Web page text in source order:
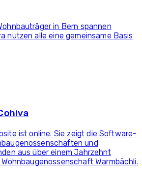
in Bern spannen
nutzen alle eine gemeinsame Basis
ist online. Sie zeigt die Software-
und
aus über einem Jahrzehnt
Warmbächli.